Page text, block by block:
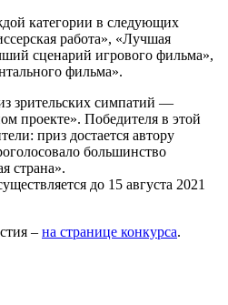
категории в следующих
работа», «Лучшая
сценарий игрового фильма»,
фильма».
зрительских симпатий —
проекте». Победителя в этой
приз достается автору
большинство
страна».
до 15 августа 2021
– на странице конкурса.